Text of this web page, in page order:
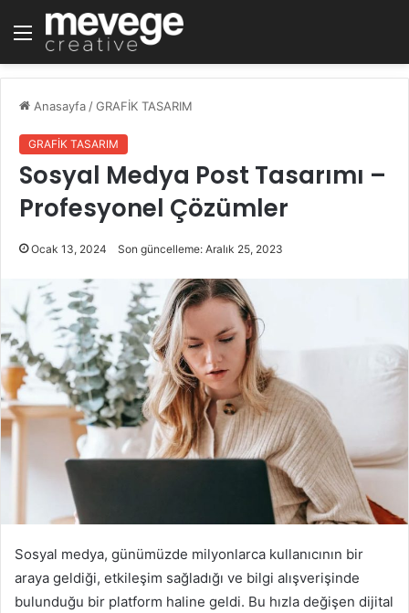
Menü
Anasayfa /GRAFİK TASARIM
GRAFİK TASARIM
Sosyal Medya Post Tasarımı –
Profesyonel Çözümler
Ocak 13, 2024 Son güncelleme: Aralık 25, 2023
Sosyal medya, günümüzde milyonlarca kullanıcının bir
araya geldiği, etkileşim sağladığı ve bilgi alışverişinde
bulunduğu bir platform haline geldi. Bu hızla değişen dijital